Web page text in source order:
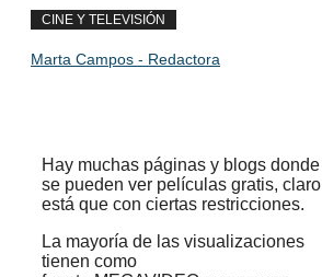
CINE Y TELEVISIÓN
Marta Campos - Redactora
Hay muchas páginas y blogs donde
se pueden ver películas gratis, claro
está que con ciertas restricciones.
La mayoría de las visualizaciones
tienen como